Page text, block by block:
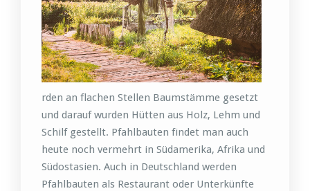
rden an flachen Stellen Baumstämme gesetzt
und darauf wurden Hütten aus Holz, Lehm und
Schilf gestellt. Pfahlbauten findet man auch
heute noch vermehrt in Südamerika, Afrika und
Südostasien. Auch in Deutschland werden
Pfahlbauten als Restaurant oder Unterkünfte